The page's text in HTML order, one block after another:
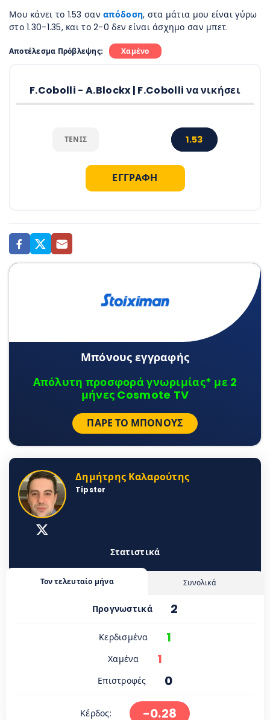
Μου κάνει το 1.53 σαναπόδοση, στα μάτια μου είναι γύρω
στο 1.30-1.35, και το 2-0 δεν είναι άσχημο σαν μπετ.
Αποτέλεσμα Πρόβλεψης: Χαμένο
F.Cobolli - A.Blockx | F.Cobolli να νικήσει
ΕΓΓΡΑΦΗ
ΤΈΝΙΣ 1.53
Μπόνους εγγραφής
Απόλυτη προσφορά γνωριμίας* με 2
μήνες Cosmote TV
ΠΆΡΕ ΤΟ ΜΠΌΝΟΥΣ
Δημήτρης Καλαρούτης
Tipster
Στατιστικά
Τον τελευταίο μήνα Συνολικά
Προγνωστικά 2
Κερδισμένα 1
Χαμένα 1
Επιστροφές 0
Κέρδος: -0.28